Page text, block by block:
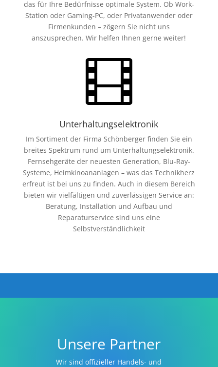
das für Ihre Bedürfnisse optimale System. Ob Work-
Station oder Gaming-PC, oder Privatanwender oder
Firmenkunden – zögern Sie nicht uns
anszusprechen. Wir helfen Ihnen gerne weiter!

Unterhaltungselektronik
Im Sortiment der Firma Schönberger finden Sie ein
breites Spektrum rund um Unterhaltungselektronik.
Fernsehgeräte der neuesten Generation, Blu-Ray-
Systeme, Heimkinoananlagen – was das Technikherz
erfreut ist bei uns zu finden. Auch in diesem Bereich
bieten wir vielfältigen und zuverlässigen Service an:
Beratung, Installation und Aufbau und
Reparaturservice sind uns eine
Selbstverständlichkeit
Unsere Partner
Wir sind offizieller Handels- und